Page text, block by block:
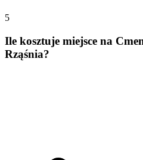
5
Ile kosztuje miejsce na
Rząśnia?